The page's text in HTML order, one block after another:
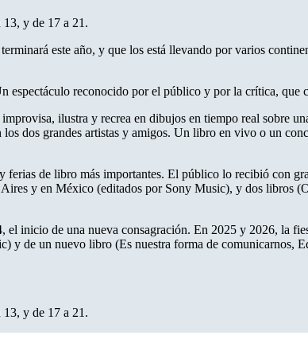
13, y de 17 a 21.
este año, y que los está llevando por varios
espectáculo reconocido por el público y por la crítica, que
ilustra y recrea en dibujos en tiempo real sobre
dos grandes artistas y amigos. Un libro en vivo o un
de libro más importantes. El público lo recibió con
y en México (editados por Sony Music), y dos libros
inicio de una nueva consagración. En 2025 y 2026, la
y de un nuevo libro (Es nuestra forma de comunicarnos,
13, y de 17 a 21.